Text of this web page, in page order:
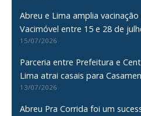
Abreu e Lima amplia
Vacimóvel entre 15 e 28 de
15/07/2026
Parceria entre Prefeitura e
Lima atrai casais para
13/07/2026
Abreu Pra Corrida foi um